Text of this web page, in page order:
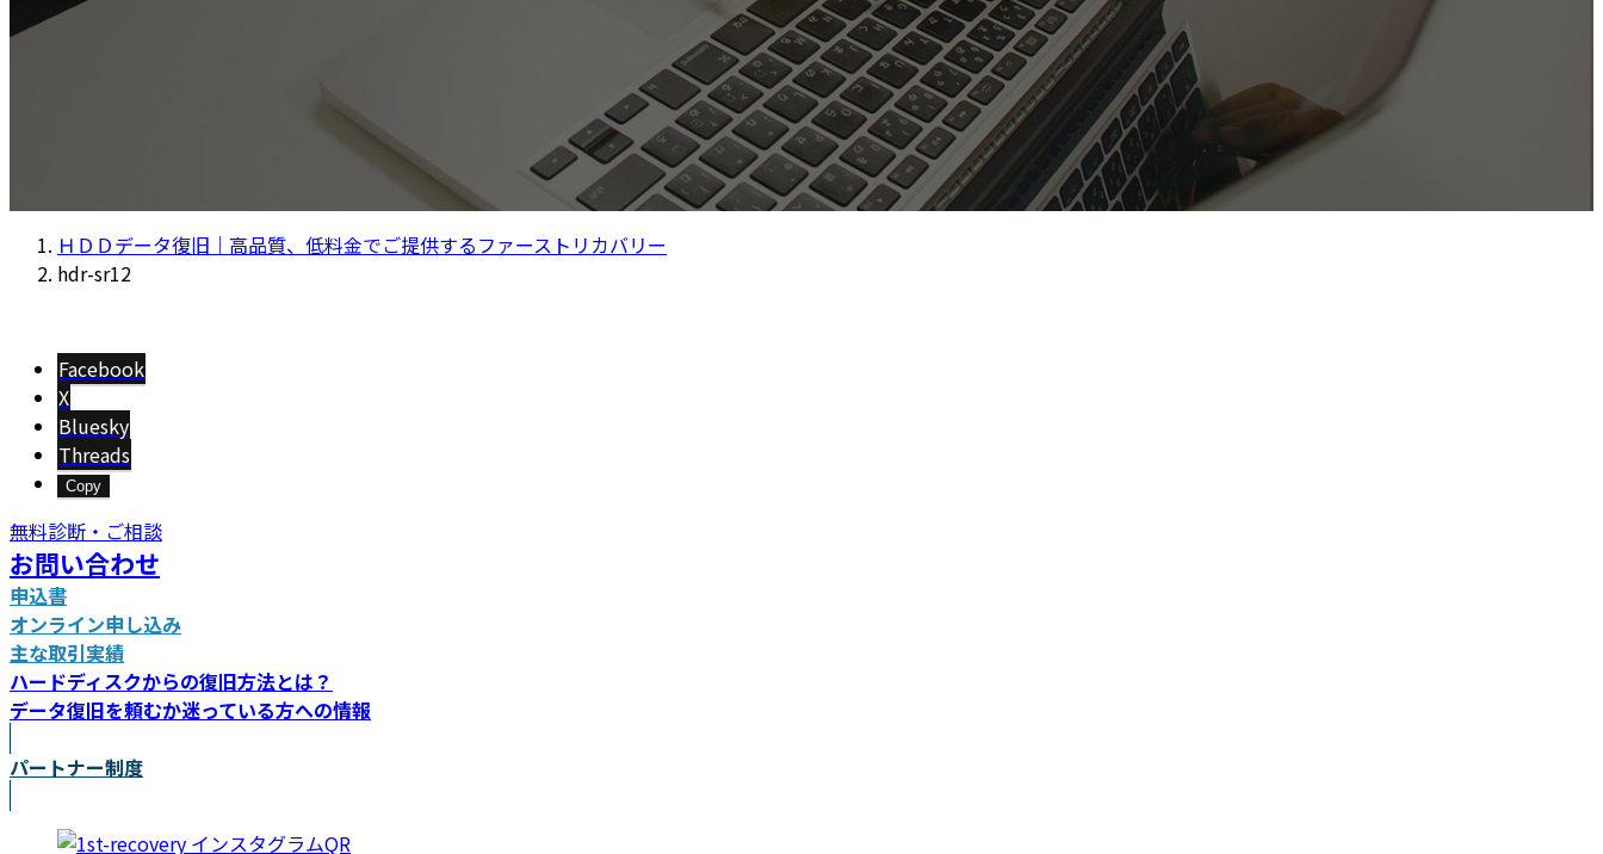
ＨＤＤデータ復旧｜高品質、低料金でご提供するファーストリカバリー
hdr-sr12
Facebook
X
Bluesky
Threads
Copy
無料診断・ご相談
お問い合わせ
申込書
オンライン申し込み
主な取引実績
ハードディスクからの復旧方法とは？
データ復旧を頼むか迷っている方への情報
パートナー制度